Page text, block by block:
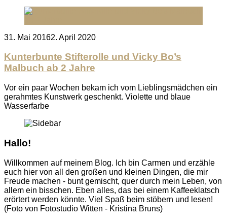
Posted
31. Mai 20162. April 2020
Kunterbunte Stifterolle und Vicky Bo’s
Malbuch ab 2 Jahre
Vor ein paar Wochen bekam ich vom Lieblingsmädchen ein
gerahmtes Kunstwerk geschenkt. Violette und blaue
Wasserfarbe
Hallo!
Willkommen auf meinem Blog. Ich bin Carmen und erzähle
euch hier von all den großen und kleinen Dingen, die mir
Freude machen - bunt gemischt, quer durch mein Leben, von
allem ein bisschen. Eben alles, das bei einem Kaffeeklatsch
erörtert werden könnte. Viel Spaß beim stöbern und lesen!
(Foto von Fotostudio Witten - Kristina Bruns)